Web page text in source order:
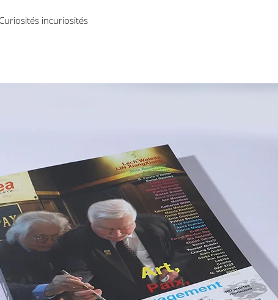
incuriosités
Area Revue n°32/33 – Art, Paix, Engagement